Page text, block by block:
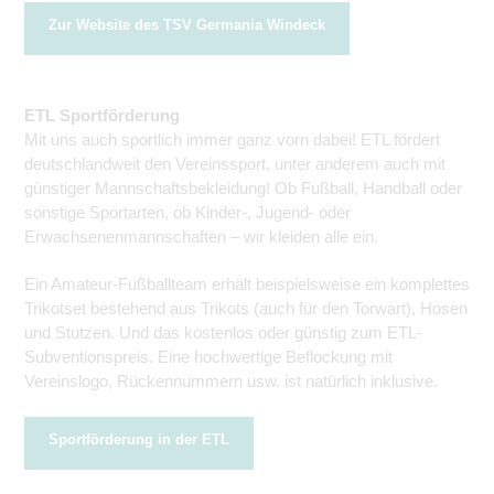
Zur Website des TSV Germania Windeck
ETL Sportförderung
Mit uns auch sportlich immer ganz vorn dabei! ETL fördert
deutschlandweit den Vereinssport, unter anderem auch mit
günstiger Mannschaftsbekleidung! Ob Fußball, Handball oder
sonstige Sportarten, ob Kinder-, Jugend- oder
Erwachsenenmannschaften – wir kleiden alle ein.
Ein Amateur-Fußballteam erhält beispielsweise ein komplettes
Trikotset bestehend aus Trikots (auch für den Torwart), Hosen
und Stutzen. Und das kostenlos oder günstig zum ETL-
Subventionspreis. Eine hochwertige Beflockung mit
Vereinslogo, Rückennummern usw. ist natürlich inklusive.
Sportförderung in der ETL